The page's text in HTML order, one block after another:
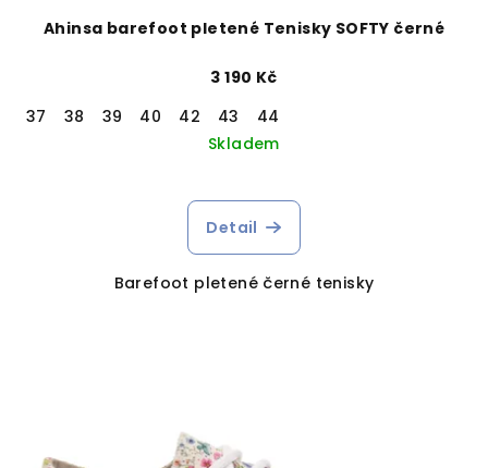
Ahinsa barefoot pletené Tenisky SOFTY černé
3 190 Kč
37
38 39 40 42 43
44
Skladem
Detail
Barefoot pletené černé tenisky